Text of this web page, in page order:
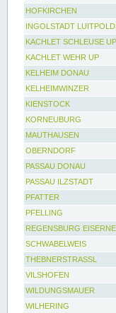
HOFKIRCHEN
INGOLSTADT
KACHLET SCHLEUSE UP
KACHLET WEHR UP
KELHEIM DONAU
KELHEIMWINZER
KIENSTOCK
KORNEUBURG
MAUTHAUSEN
OBERNDORF
PASSAU DONAU
PASSAU ILZSTADT
PFATTER
PFELLING
REGENSBURG
SCHWABELWEIS
THEBNERSTRASSL
VILSHOFEN
WILDUNGSMAUER
WILHERING